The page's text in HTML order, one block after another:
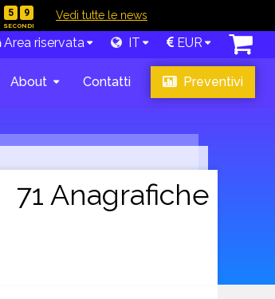
5 8 Vedi tutte le news
Area riservata IT EUR
About Contatti Preventivi
71 Anagrafiche